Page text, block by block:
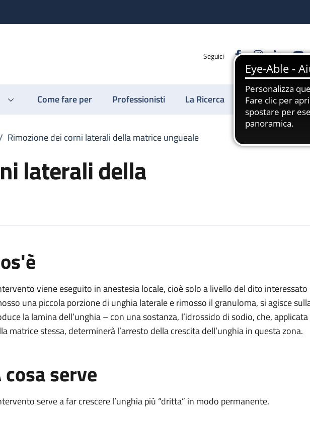
Seguici FacebookInstagram
Come fare per Professionisti La Ricerca Sostienici
Rimozione dei corni laterali della matrice ungueale
laterali della
ungueale
della matrice ungueale
laterali della matrice ungueale
laterali della matrice ungueale
viene eseguito in anestesia locale, cioè solo a livello del dito
una piccola porzione di unghia laterale e rimosso il granuloma, si agisce
la lamina dell’unghia – con una sostanza, l’idrossido di sodio, che,
matrice stessa, determinerà l’arresto della crescita dell’unghia in questa zona.
cosa serve
serve a far crescere l’unghia più “dritta” in modo permanente.